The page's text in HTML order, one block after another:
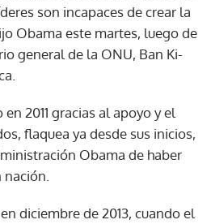
son incapaces de crear la
Obama este martes, luego de
general de la ONU, Ban Ki-
2011 gracias al apoyo y el
flaquea ya desde sus inicios,
Obama de haber
diciembre de 2013, cuando el